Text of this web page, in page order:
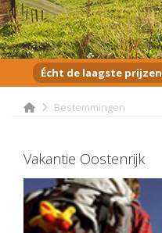
Écht de laagste prijzen
Bestemmingen
Vakantie Oostenrijk